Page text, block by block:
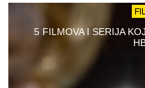
5 FILMOVA I SERIJA